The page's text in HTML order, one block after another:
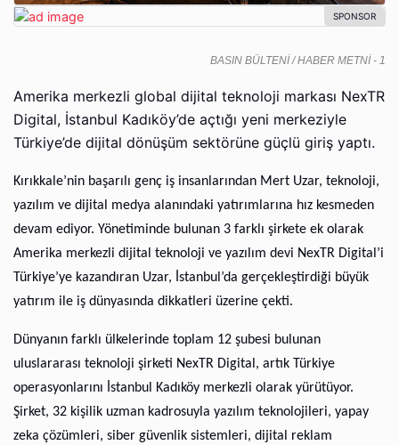
BASIN BÜLTENİ / HABER METNİ - 1
Amerika merkezli global dijital teknoloji markası NexTR
Digital, İstanbul Kadıköy’de açtığı yeni merkeziyle
Türkiye’de dijital dönüşüm sektörüne güçlü giriş yaptı.
Kırıkkale’nin başarılı genç iş insanlarından Mert Uzar, teknoloji,
yazılım ve dijital medya alanındaki yatırımlarına hız kesmeden
devam ediyor. Yönetiminde bulunan 3 farklı şirkete ek olarak
Amerika merkezli dijital teknoloji ve yazılım devi NexTR Digital’i
Türkiye’ye kazandıran Uzar, İstanbul’da gerçekleştirdiği büyük
yatırım ile iş dünyasında dikkatleri üzerine çekti.
Dünyanın farklı ülkelerinde toplam 12 şubesi bulunan
uluslararası teknoloji şirketi NexTR Digital, artık Türkiye
operasyonlarını İstanbul Kadıköy merkezli olarak yürütüyor.
Şirket, 32 kişilik uzman kadrosuyla yazılım teknolojileri, yapay
zeka çözümleri, siber güvenlik sistemleri, dijital reklam